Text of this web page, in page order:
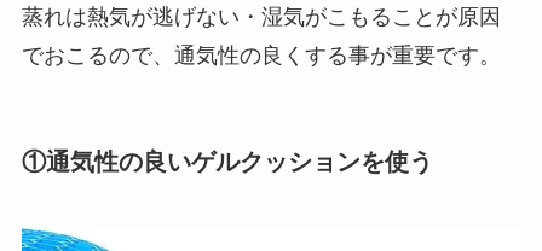
蒸れは熱気が逃げない・湿気がこもることが原因
でおこるので、通気性の良くする事が重要です。
①通気性の良いゲルクッションを使う